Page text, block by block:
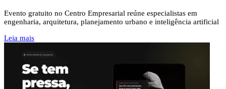
Evento gratuito no Centro Empresarial reúne especialistas em
engenharia, arquitetura, planejamento urbano e inteligência artificial
Leia mais